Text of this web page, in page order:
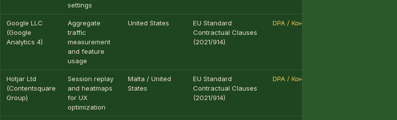
settings
Google LLC
(Google
Analytics 4)
Aggregate
traffic
measurement
and feature
usage
United States
EU Standard
Contractual Clauses
(2021/914)
DPA / Конфіденційність
Hotjar Ltd
(Contentsquare
Group)
Session replay
and heatmaps
for UX
optimization
Malta / United
States
EU Standard
Contractual Clauses
(2021/914)
DPA / Конфіденційність